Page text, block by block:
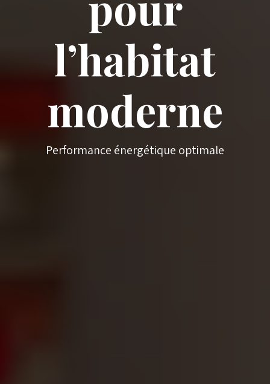
l’habitat
moderne
Performance énergétique optimale